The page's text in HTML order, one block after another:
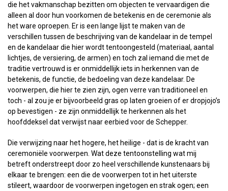
die het vakmanschap bezitten om objecten te vervaardigen die
alleen al door hun voorkomen de betekenis en de ceremonie als
het ware oproepen. Er is een lange lijst te maken van de
verschillen tussen de beschrijving van de kandelaar in de tempel
en de kandelaar die hier wordt tentoongesteld (materiaal, aantal
lichtjes, de versiering, de armen) en toch zal iemand die met de
traditie vertrouwd is er onmiddellijk iets in herkennen van de
betekenis, de functie, de bedoeling van deze kandelaar. De
voorwerpen, die hier te zien zijn, ogen verre van traditioneel en
toch - al zou je er bijvoorbeeld gras op laten groeien of er dropjojo’s
op bevestigen - ze zijn onmiddellijk te herkennen als het
hoofddeksel dat verwijst naar eerbied voor de Schepper.
Die verwijzing naar het hogere, het heilige - dat is de kracht van
ceremoniële voorwerpen. Wat deze tentoonstelling wat mij
betreft onderstreept door zo heel verschillende kunstenaars bij
elkaar te brengen: een die de voorwerpen tot in het uiterste
stileert, waardoor de voorwerpen ingetogen en strak ogen; een